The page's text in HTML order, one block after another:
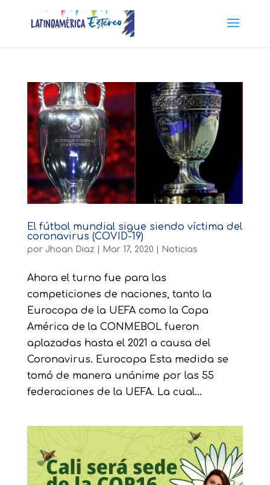
El fútbol mundial sigue siendo víctima del
coronavirus (COVID-19)
por Jhoan Diaz Mar 17, 2020 Noticias
Ahora el turno fue para las
competiciones de naciones, tanto la
Eurocopa de la UEFA como la Copa
América de la CONMEBOL fueron
aplazadas hasta el 2021 a causa del
Coronavirus. Eurocopa Esta medida se
tomó de manera unánime por las 55
federaciones de la UEFA. La cual...